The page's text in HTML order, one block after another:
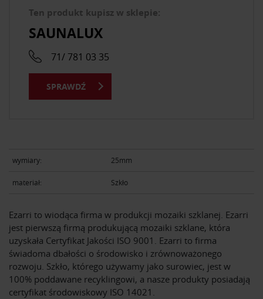
wymiary: 25mm
materiał: Szkło
Ezarri to wiodąca firma w produkcji mozaiki szklanej. Ezarri
jest pierwszą firmą produkującą mozaiki szklane, która
uzyskała Certyfikat Jakości ISO 9001. Ezarri to firma
świadoma dbałości o środowisko i zrównoważonego
rozwoju. Szkło, którego używamy jako surowiec, jest w
100% poddawane recyklingowi, a nasze produkty posiadają
certyfikat środowiskowy ISO 14021.
Ten produkt kupisz w sklepie:
SAUNALUX
71/ 781 03 35
SPRAWDŹ